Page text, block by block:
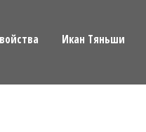
Икан Тяньши